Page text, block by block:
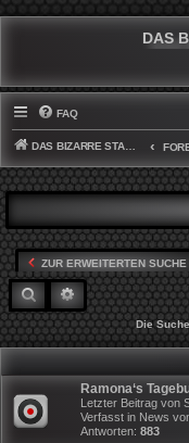
DAS
FAQ
DAS BIZARRE STAHLWERK
ZUR ERWEITERTEN SUCHE
SUCHE ERWEITERTE SUCHE
Die
Ramona‘s
Letzter Beitrag von
Verfasst in News
Antworten: 883